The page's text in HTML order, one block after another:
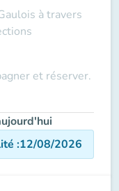
à travers
et réserver.
:12/08/2026